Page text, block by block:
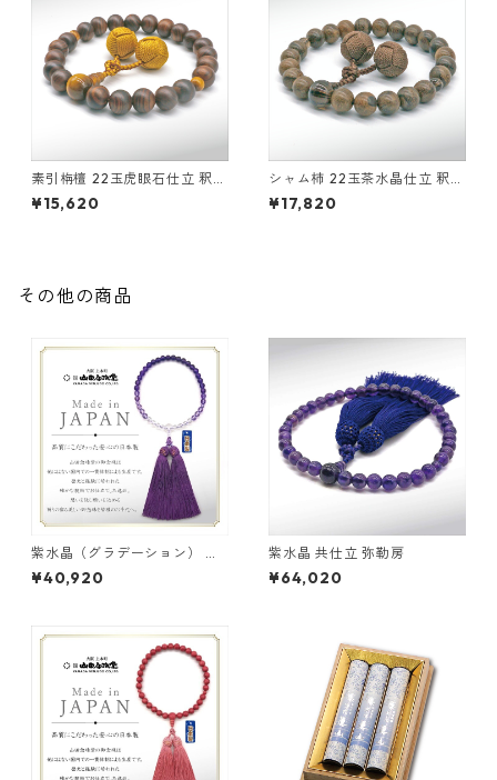
素引栴檀 22玉虎眼石仕立 釈迦
凡天
¥15,620
シャム柿 22玉茶水晶仕立 釈迦
凡天
¥17,820
その他の商品
紫水晶（グラデーション） 共
仕立 弥勒房
¥40,920
紫水晶 共仕立 弥勒房
¥64,020